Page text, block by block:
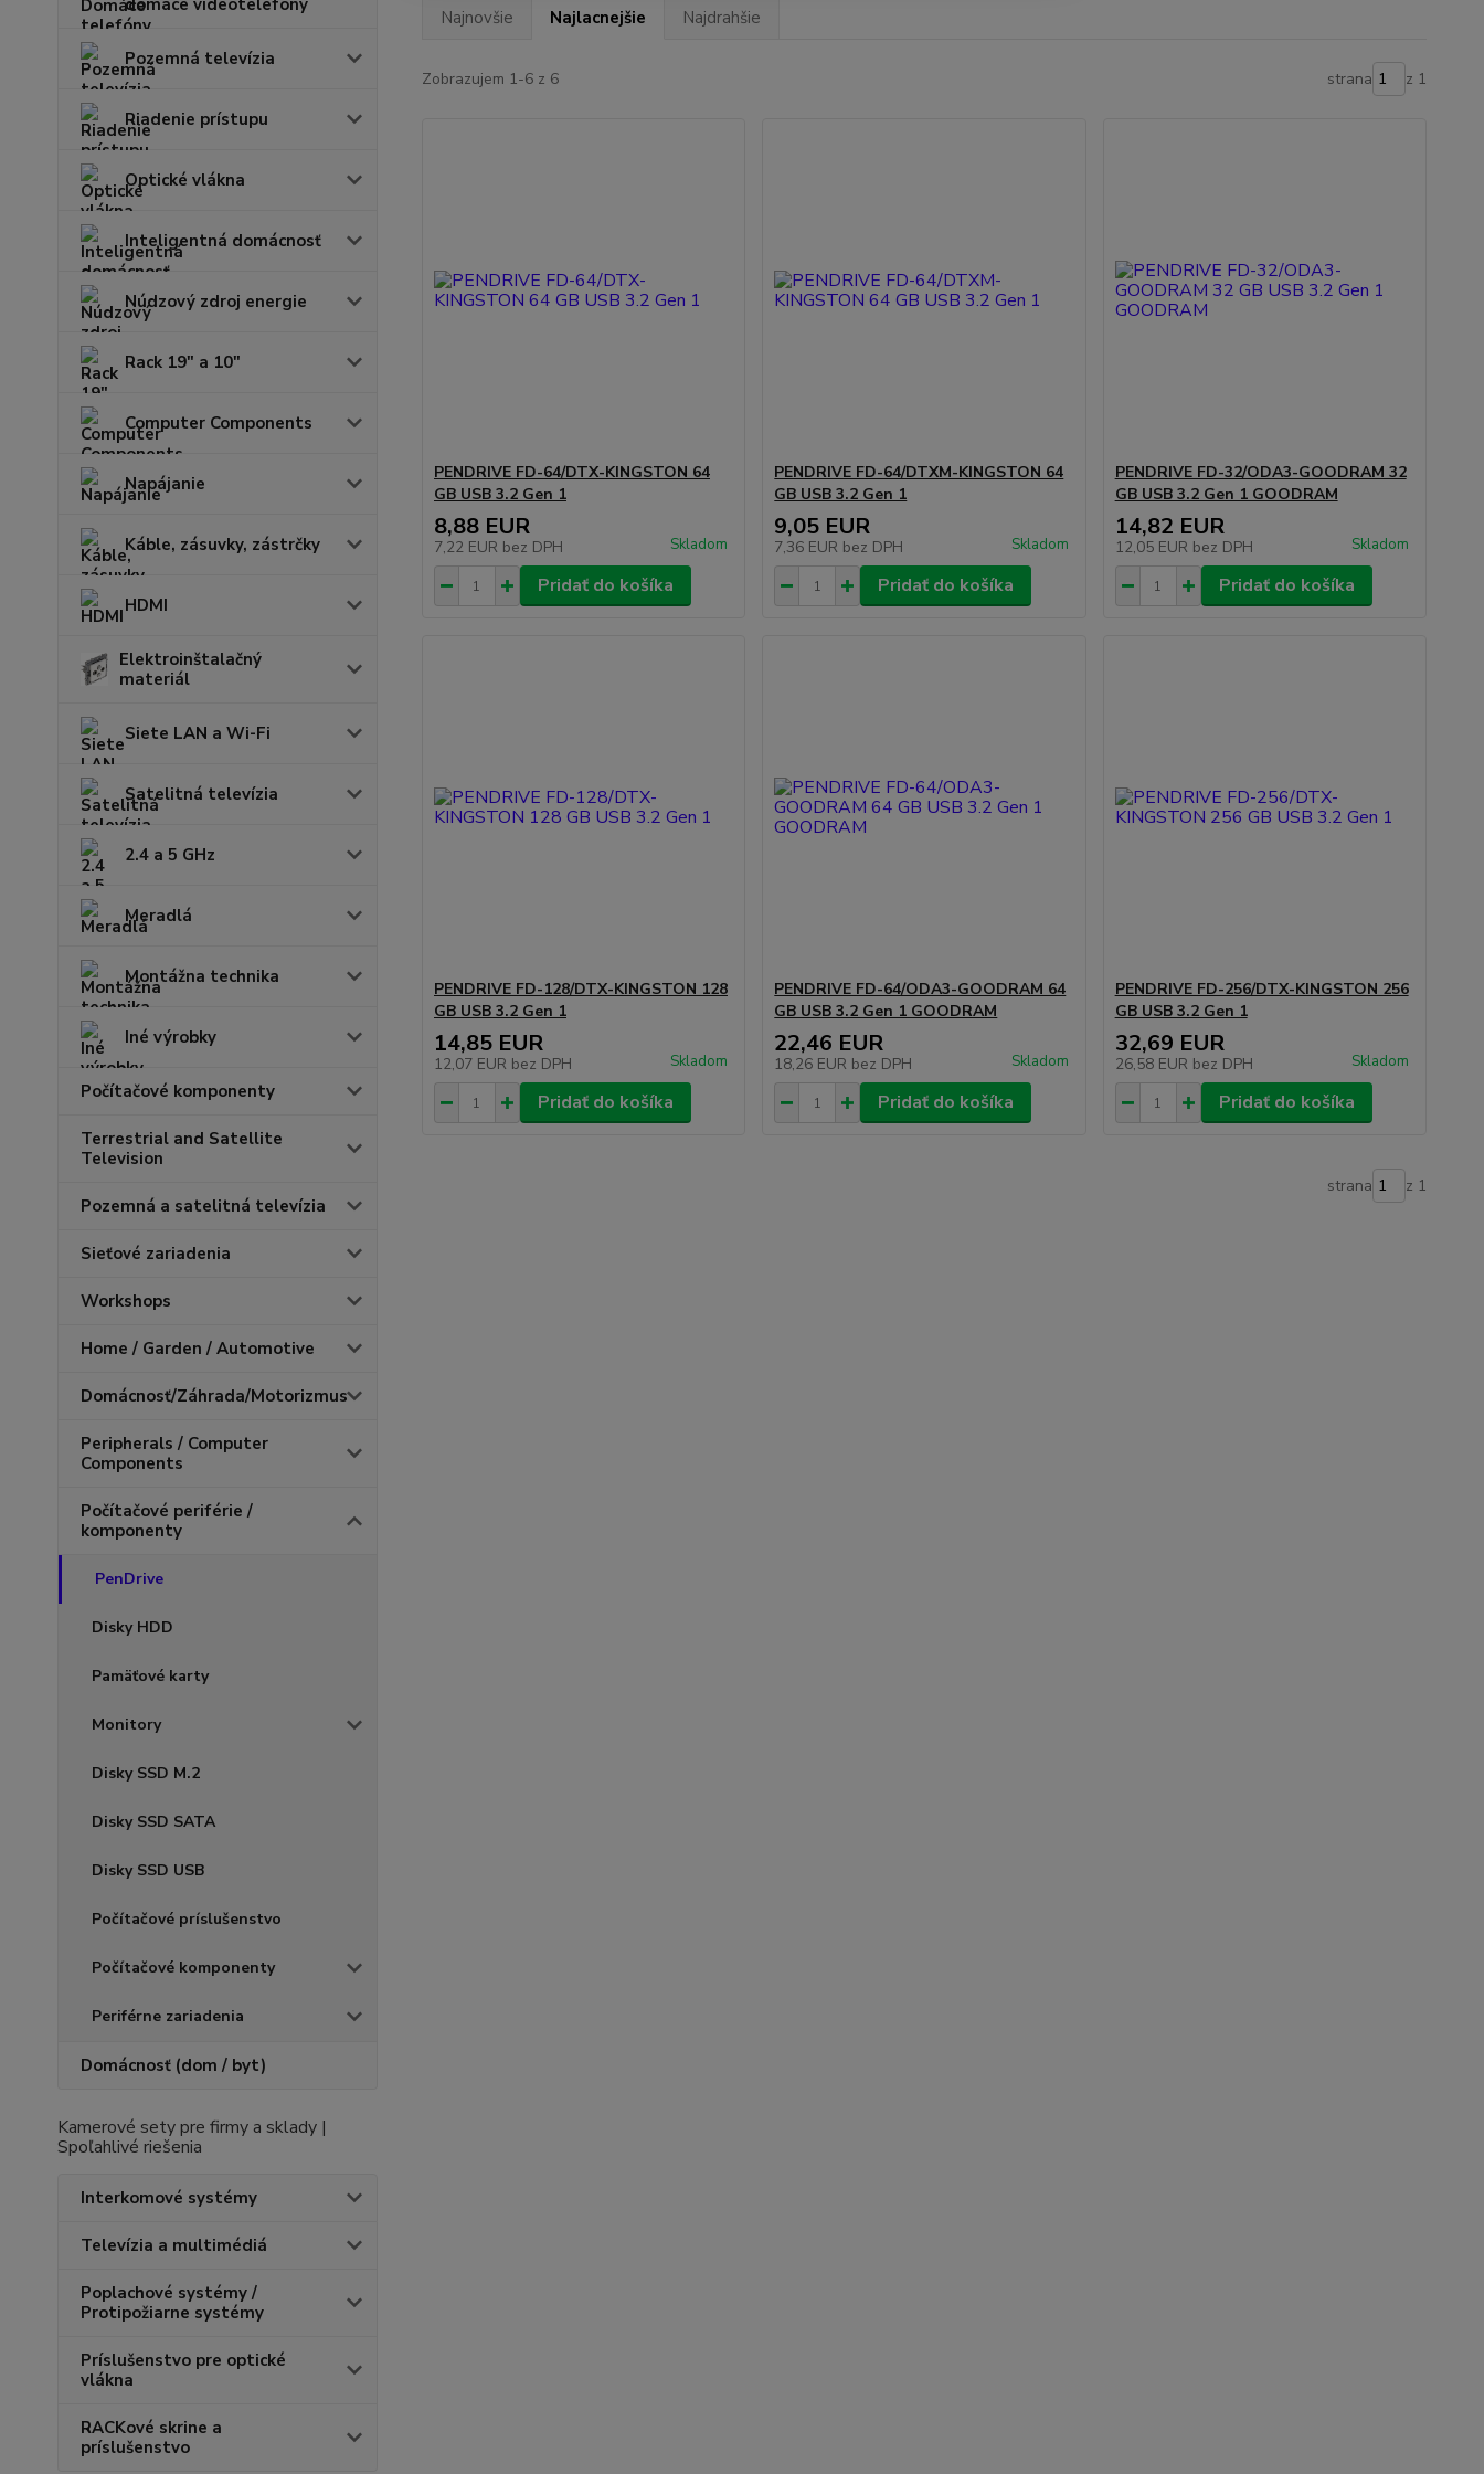
Pozemná televízia
Riadenie prístupu
Optické vlákna
Inteligentná domácnosť
Núdzový zdroj energie
Rack 19" a 10"
Computer Components
Napájanie
Káble, zásuvky, zástrčky
HDMI
Elektroinštalačný
materiál
Siete LAN a Wi-Fi
Satelitná televízia
2.4 a 5 GHz
Meradlá
Montážna technika
Iné výrobky
Počítačové komponenty
Terrestrial and Satellite
Television
Pozemná a satelitná televízia
Sieťové zariadenia
Workshops
Home / Garden / Automotive
Domácnosť/Záhrada/Motorizmus
Peripherals / Computer
Components
Počítačové periférie /
komponenty
PenDrive
Disky HDD
Pamäťové karty
Monitory
Disky SSD M.2
Disky SSD SATA
Disky SSD USB
Počítačové príslušenstvo
Počítačové komponenty
Periférne zariadenia
Domácnosť (dom / byt)
Kamerové sety pre firmy a sklady |
Spoľahlivé riešenia
Interkomové systémy
Televízia a multimédiá
Poplachové systémy /
Protipožiarne systémy
Príslušenstvo pre optické
vlákna
RACKové skrine a
príslušenstvo
Najnovšie Najlacnejšie Najdrahšie
Zobrazujem 1-6 z 6 strana z 1
PENDRIVE FD-64/DTX-KINGSTON 64
GB USB 3.2 Gen 1
8,88 EUR
7,22 EUR bez DPH Skladom
Pridať do košíka
PENDRIVE FD-64/DTXM-KINGSTON 64
GB USB 3.2 Gen 1
9,05 EUR
7,36 EUR bez DPH Skladom
Pridať do košíka
PENDRIVE FD-32/ODA3-GOODRAM 32
GB USB 3.2 Gen 1 GOODRAM
14,82 EUR
12,05 EUR bez DPH Skladom
Pridať do košíka
PENDRIVE FD-128/DTX-KINGSTON 128
GB USB 3.2 Gen 1
14,85 EUR
12,07 EUR bez DPH Skladom
Pridať do košíka
PENDRIVE FD-64/ODA3-GOODRAM 64
GB USB 3.2 Gen 1 GOODRAM
22,46 EUR
18,26 EUR bez DPH Skladom
Pridať do košíka
PENDRIVE FD-256/DTX-KINGSTON 256
GB USB 3.2 Gen 1
32,69 EUR
26,58 EUR bez DPH Skladom
Pridať do košíka
strana z 1